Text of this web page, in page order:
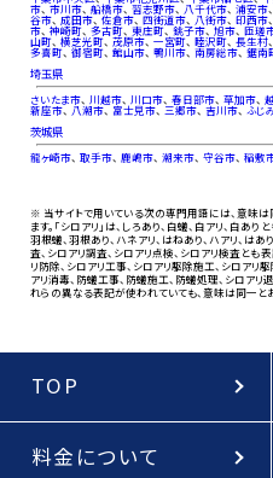
市、市川市、船橋市、習志野市、八千代市、浦安市
谷市、成田市、佐倉市、四街道市、八街市、印西市、
市、神崎町、多古町、東庄町、銚子市、旭市、匝瑳
山町、横芝光町、茂原市、一宮町、睦沢町、長生村、
多喜町、御宿町、館山市、鴨川市、南房総市、鋸南
埼玉県
さいたま市、 川越市、 川口市、春日部市、草加市、
新座市、 八潮市、 富士見市、 三郷市、吉川市、ふじ
茨城県
龍ヶ崎市、取手市、鹿嶋市、潮来市、守谷市、稲敷
※ 当サイトで用いている次の専門用語には、意味
ます。「シロアリ」は、しろあり、白蟻、白アリ、白あり
羽根蟻、羽根あり、ハネアリ、はねあり、ハアリ、は
査、シロアリ調査、シロアリ点検、シロアリ検査とも
リ防除、シロアリ工事、シロアリ駆除施工、シロアリ
アリ消毒、防蟻工事、防蟻施工、防蟻処理、シロア
れらの異なる表記が使われていても、意味は同一と
TOP
料金について